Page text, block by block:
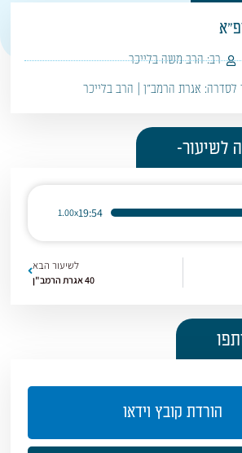
רב: הרב משה בלייכר
לסדרה: אגרת הרמב"ן | הרב בלייכר
לשיעור-
19:54
1.00x
לשיעור הבא
40 אגרת הרמב"ן
הורדת קובץ וידאו